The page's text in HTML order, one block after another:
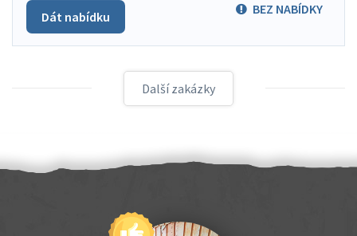
BEZ NABÍDKY
Dát nabídku
Další zakázky